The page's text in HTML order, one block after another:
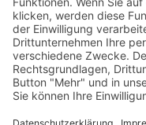
Unser Team
Arbeiten bei
Anfahrt
Die Innovation